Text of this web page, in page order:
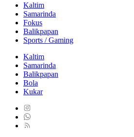
Kaltim
Samarinda
Fokus
Balikpapan
Sports / Gaming
Kaltim
Samarinda
Balikpapan
Bola
Kukar